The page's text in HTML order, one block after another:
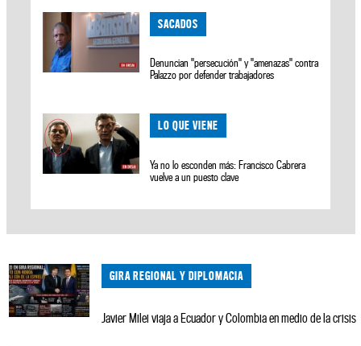
SACADOS
Denuncian "persecución" y "amenazas" contra
Palazzo por defender trabajadores
LO QUE VIENE
Ya no lo esconden más: Francisco Cabrera
vuelve a un puesto clave
GIRA REGIONAL Y DIPLOMACIA
Javier Milei viaja a Ecuador y Colombia en medio de la crisis